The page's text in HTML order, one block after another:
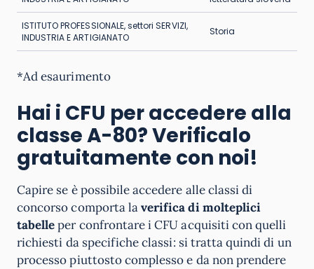
ISTITUTO PROFESSIONALE, settori SERVIZI,
INDUSTRIA E ARTIGIANATO
Storia
*Ad esaurimento
Hai i CFU per accedere alla
classe A-80? Verificalo
gratuitamente con noi!
Capire se è possibile accedere alle classi di
concorso comporta laverifica di molteplici
tabelleper confrontare i CFU acquisiti con quelli
richiesti da specifiche classi: si tratta quindi di un
processo piuttosto complesso e da non prendere